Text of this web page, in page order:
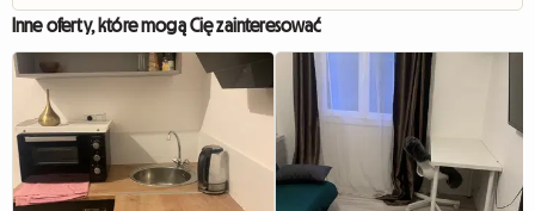
Inne oferty, które mogą Cię zainteresować